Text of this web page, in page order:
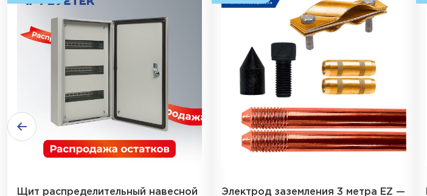
Щит распределительный навесной
Электрод заземления 3 метра EZ —